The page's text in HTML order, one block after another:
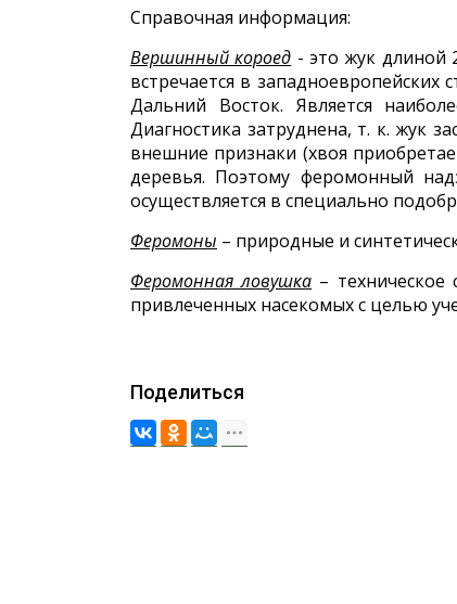
Справочная информация:
Вершинный короед - это жук длиной
встречается в
Дальний Восток. Является
Диагностика затруднена, т. к. жук
внешние признаки (хвоя
деревья. Поэтому феромонный
осуществляется в специально
Феромоны – природные и
Феромонная ловушка –
привлеченных насекомых с целью
Поделиться